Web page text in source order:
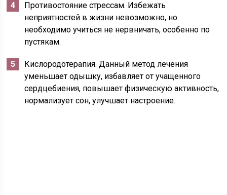
Противостояние стрессам. Избежать
неприятностей в жизни невозможно, но
необходимо учиться не нервничать, особенно по
пустякам.
Кислородотерапия. Данный метод лечения
уменьшает одышку, избавляет от учащенного
сердцебиения, повышает физическую активность,
нормализует сон, улучшает настроение.